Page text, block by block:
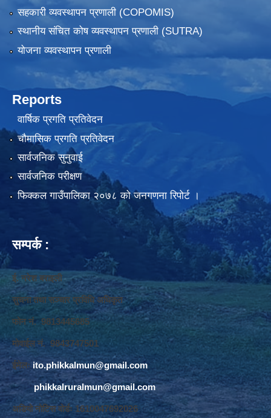
सहकारी व्यवस्थापन प्रणाली (COPOMIS)
स्थानीय संचित कोष व्यवस्थापन प्रणाली (SUTRA)
योजना व्यवस्थापन प्रणाली
Reports
वार्षिक प्रगति प्रतिवेदन
चौमासिक प्रगति प्रतिवेदन
सार्वजनिक सुनुवाई
सार्वजनिक परीक्षण
फिक्कल गाउँपालिका २०७८ को जनगणना रिपोर्ट ।
सम्पर्क :
ई. नरेश बराइली
सुचना तथा सञ्‍चार प्रविधि अधिकृत
फोन नं. 9813445685
मोवाईल नं. 9843747501
ईमेलः ito.phikkalmun@gmail.com
phikkalruralmun@gmail.com
अडियो नोटिस वोर्डः 1610047692026